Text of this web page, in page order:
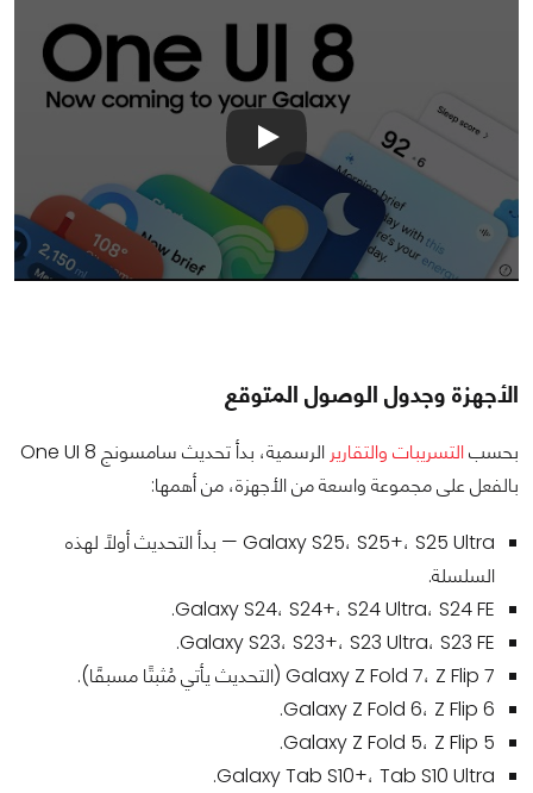
الأجهزة وجدول الوصول المتوقع
بحسبالتسريبات والتقارير
الرسمية، بدأ تحديث سامسونج One UI 8
بالفعل على مجموعة واسعة من الأجهزة، من أهمها:
Galaxy S25، S25+، S25 Ultra — بدأ التحديث أولًا لهذه
السلسلة.
Galaxy S24، S24+، S24 Ultra، S24 FE.
Galaxy S23، S23+، S23 Ultra، S23 FE.
Galaxy Z Fold 7، Z Flip 7 (التحديث يأتي مُثبتًا مسبقًا).
Galaxy Z Fold 6، Z Flip 6.
Galaxy Z Fold 5، Z Flip 5.
Galaxy Tab S10+، Tab S10 Ultra.